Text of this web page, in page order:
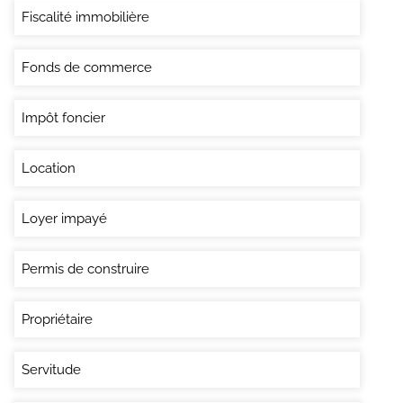
Fiscalité immobilière
Fonds de commerce
Impôt foncier
Location
Loyer impayé
Permis de construire
Propriétaire
Servitude